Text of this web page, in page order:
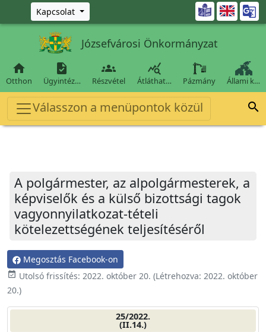
Ugrás a fő tartalomra
Kapcsolat 
Józsefvárosi Önkormányzat

Otthon

Ügyintéz…

Részvétel

Átláthat… Pázmány Állami k…
Válasszon a menüpontok közül 
A polgármester, az alpolgármesterek, a
képviselők és a külső bizottsági tagok
vagyonnyilatkozat-tételi
kötelezettségének teljesítéséről
Megosztás Facebook-on
event_available Utolsó frissítés: 2022. október 20. (Létrehozva: 2022. október
20.)
25/2022.
(II.14.)